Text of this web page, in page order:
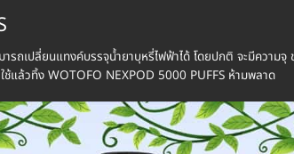
ถเปลี่ยนแทงค์บรรจุน้ำยาบุหรี่ไฟฟ้าได้ โดยปกติ จะมีความจุ
แล้วทิ้ง WOTOFO NEXPOD 5000 PUFFS ห้ามพลาด